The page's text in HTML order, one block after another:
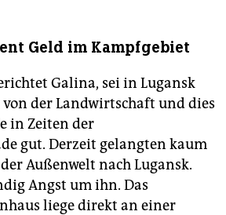
Geld im Kampfgebiet
Galina, sei in Lugansk
von der Landwirtschaft und dies
in Zeiten der
gut. Derzeit gelangten kaum
Außenwelt nach Lugansk.
Angst um ihn. Das
liege direkt an einer